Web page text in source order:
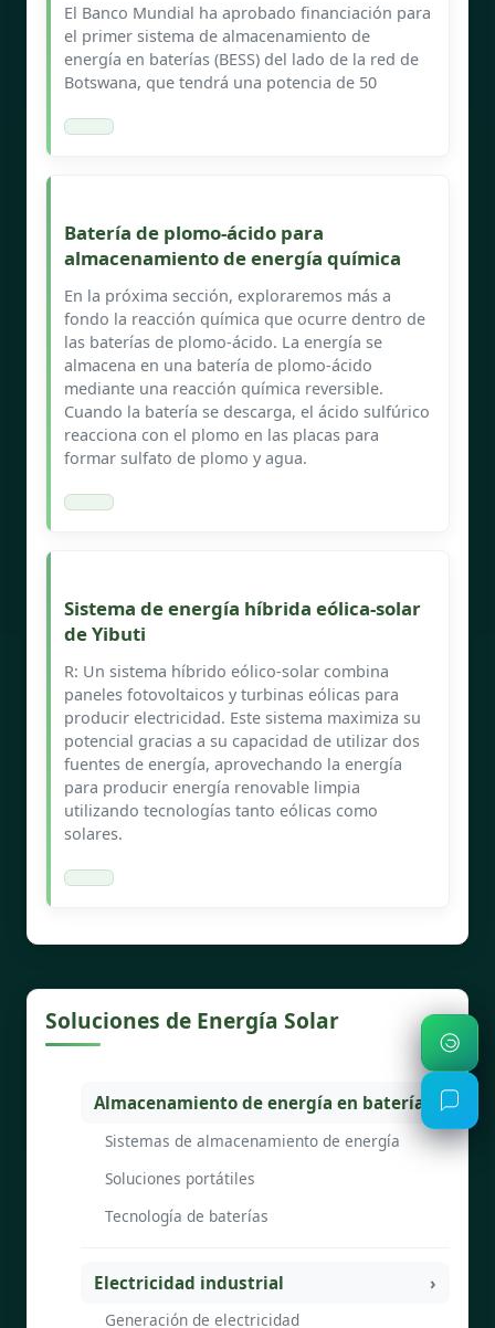
El Banco Mundial ha aprobado financiación para
el primer sistema de almacenamiento de
energía en baterías (BESS) del lado de la red de
Botswana, que tendrá una potencia de 50
Batería de plomo-ácido para
almacenamiento de energía química
En la próxima sección, exploraremos más a
fondo la reacción química que ocurre dentro de
las baterías de plomo-ácido. La energía se
almacena en una batería de plomo-ácido
mediante una reacción química reversible.
Cuando la batería se descarga, el ácido sulfúrico
reacciona con el plomo en las placas para
formar sulfato de plomo y agua.
Sistema de energía híbrida eólica-solar
de Yibuti
R: Un sistema híbrido eólico-solar combina
paneles fotovoltaicos y turbinas eólicas para
producir electricidad. Este sistema maximiza su
potencial gracias a su capacidad de utilizar dos
fuentes de energía, aprovechando la energía
para producir energía renovable limpia
utilizando tecnologías tanto eólicas como
solares.
Soluciones de Energía Solar
Almacenamiento de energía en baterías
Sistemas de almacenamiento de energía
Soluciones portátiles
Tecnología de baterías
Electricidad industrial
Generación de electricidad